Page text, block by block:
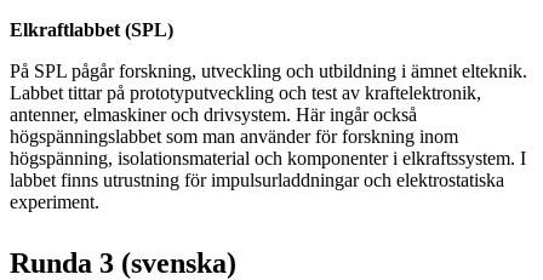
Elkraftlabbet (SPL)
På SPL pågår forskning, utveckling och utbildning i ämnet elteknik.
Labbet tittar på prototyputveckling och test av kraftelektronik,
antenner, elmaskiner och drivsystem. Här ingår också
högspänningslabbet som man använder för forskning inom
högspänning, isolationsmaterial och komponenter i elkraftssystem. I
labbet finns utrustning för impulsurladdningar och elektrostatiska
experiment.
Runda 3 (svenska)